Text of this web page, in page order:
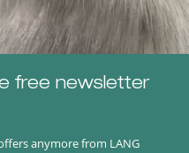
free newsletter
anymore from LANG